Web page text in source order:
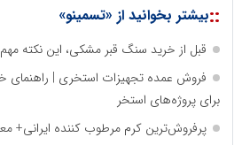
::بیشتر بخوانید از «تسمینو»
قبل از خرید سنگ قبر مشکی، این نکته مهم
فروش عمده تجهیزات استخری | راهنمای
برای پروژه‌های استخر
پرفروش‌ترین کرم مرطوب کننده ایرانی+ معرفی 4 برند پرفروش